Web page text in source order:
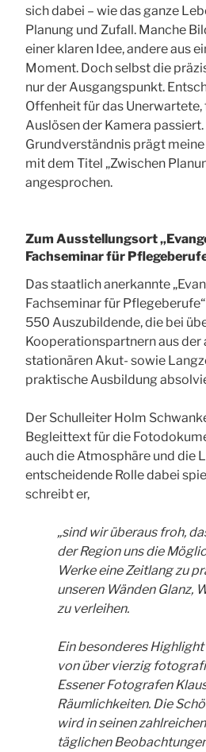
sich dabei – wie das ganze
Planung und Zufall. Manche
einer klaren Idee, andere aus
Moment. Doch selbst die
nur der Ausgangspunkt.
Offenheit für das Unerwartete,
Auslösen der Kamera passiert.
Grundverständnis prägt
mit dem Titel „Zwischen
angesprochen.
Zum Ausstellungsort
Fachseminar für
Das staatlich anerkannte
Fachseminar für
550 Auszubildende, die bei
Kooperationspartnern aus der
stationären Akut- sowie
praktische Ausbildung
Der Schulleiter Holm
Begleittext für die
auch die Atmosphäre und die
entscheidende Rolle dabei
schreibt er,
„sind wir überaus froh,
der Region uns die
Werke eine Zeitlang zu
unseren Wänden Glanz,
zu verleihen.
Ein besonderes
von über vierzig
Essener Fotografen
Räumlichkeiten. Die
wird in seinen
täglichen